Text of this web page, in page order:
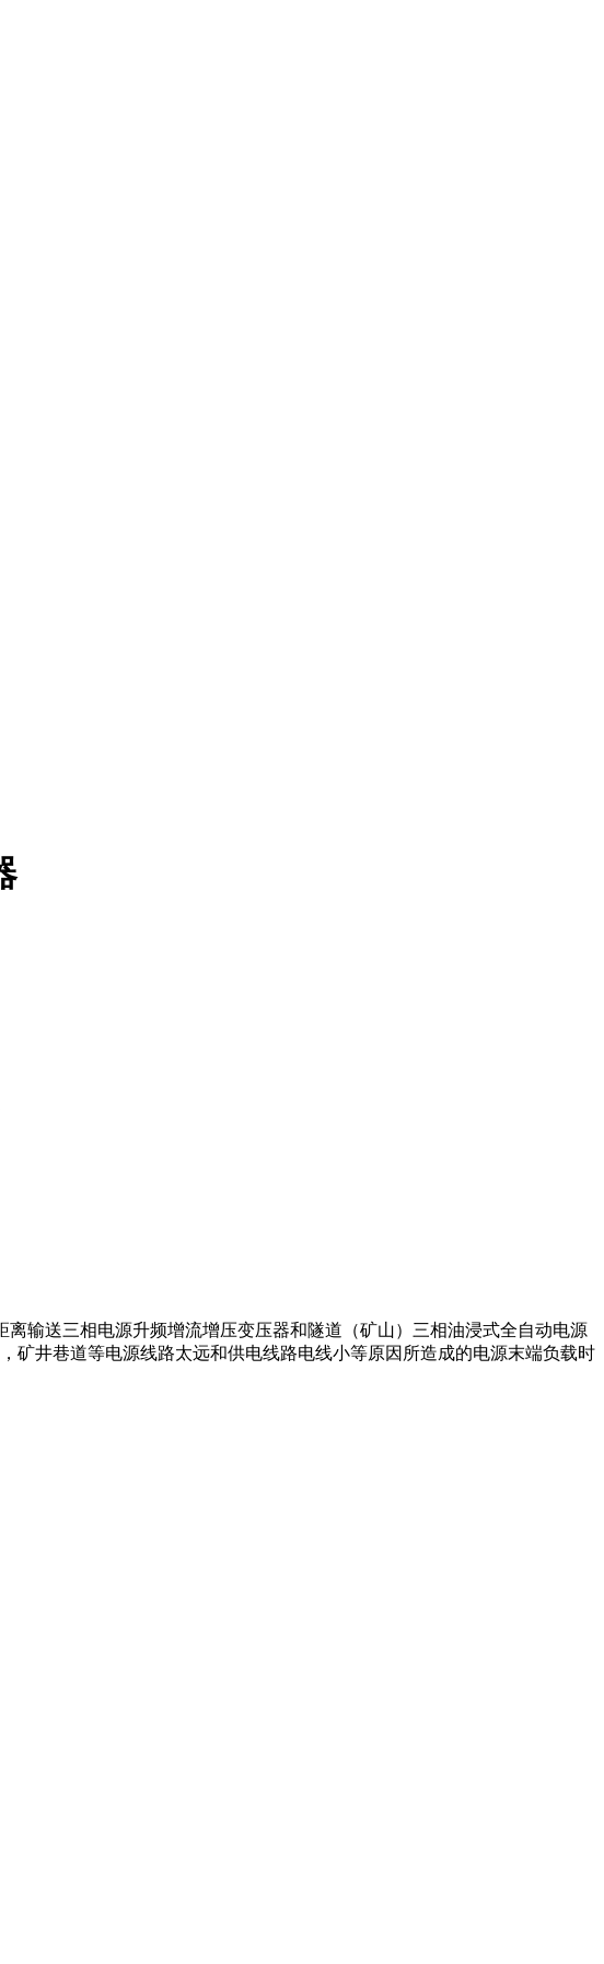
输送三相电源升频增流增压变压器和隧道（矿山）三相油浸式全自动电源
矿井巷道等电源线路太远和供电线路电线小等原因所造成的电源末端负载时